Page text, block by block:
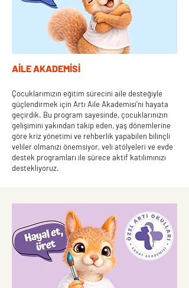
AİLE AKADEMİSİ
Çocuklarımızın eğitim sürecini aile desteğiyle
güçlendirmek için Artı Aile Akademisi'ni hayata
geçirdik. Bu program sayesinde, çocuklarınızın
gelişimini yakından takip eden, yaş dönemlerine
göre kriz yönetimi ve rehberlik yapabilen bilinçli
veliler olmanızı önemsiyor, veli atölyeleri ve evde
destek programları ile sürece aktif katılımınızı
destekliyoruz.